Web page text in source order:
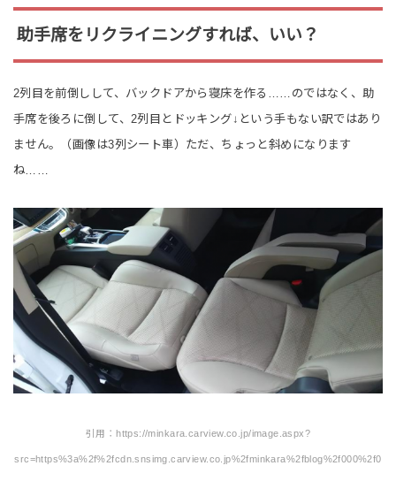
助手席をリクライニングすれば、いい？
2列目を前倒しして、バックドアから寝床を作る……のではなく、助
手席を後ろに倒して、2列目とドッキング↓という手もない訳ではあり
ません。（画像は3列シート車）ただ、ちょっと斜めになります
ね……
引用：https://minkara.carview.co.jp/image.aspx?
src=https%3a%2f%2fcdn.snsimg.carview.co.jp%2fminkara%2fblog%2f000%2f0